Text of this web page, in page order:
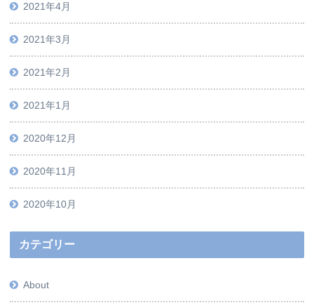
2021年4月
2021年3月
2021年2月
2021年1月
2020年12月
2020年11月
2020年10月
カテゴリー
About